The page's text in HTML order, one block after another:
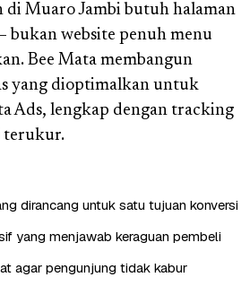
di Muaro Jambi butuh halaman
bukan website penuh menu
Bee Mata membangun
yang dioptimalkan untuk
Ads, lengkap dengan tracking
terukur.
dirancang untuk satu tujuan konversi
yang menjawab keraguan pembeli
agar pengunjung tidak kabur